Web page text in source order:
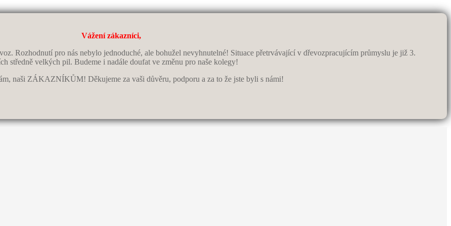
Vážení zákazníci,
Rozhodnutí pro nás nebylo jednoduché, ale bohužel nevyhnutelné! Situace přetrvávající v dřevozpracujícím průmyslu je již 3.
středně velkých pil. Budeme i nadále doufat ve změnu pro naše kolegy!
naši ZÁKAZNÍKŮM! Děkujeme za vaši důvěru, podporu a za to že jste byli s námi!